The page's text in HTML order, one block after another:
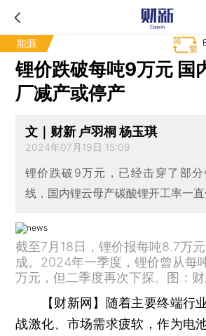
能源
锂价跌破每吨9万元 国
厂减产或停产
文｜财新 卢羽桐 杨玉琪
2024年07月19日 15:09
锂价跌破9万元，已经击穿了部
线，国内锂云母产碳酸锂开工率一
截至7月18日，锂价报每吨8.7万
成。2024年一季度，锂价曾从每
万元，但二季度再次下探。图：
【财新网】 随着主要终端行
战激化、市场需求疲软，作为电